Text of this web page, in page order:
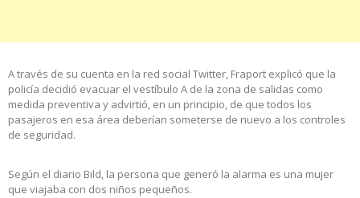
A través de su cuenta en la red social Twitter, Fraport explicó que la
policía decidió evacuar el vestíbulo A de la zona de salidas como
medida preventiva y advirtió, en un principio, de que todos los
pasajeros en esa área deberían someterse de nuevo a los controles
de seguridad.
Según el diario Bild, la persona que generó la alarma es una mujer
que viajaba con dos niños pequeños.